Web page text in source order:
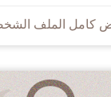
كامل الملف